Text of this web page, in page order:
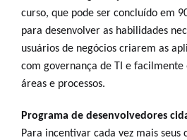
curso, que pode ser concluído em
para desenvolver as habilidades
usuários de negócios criarem as
com governança de TI e facilmente
áreas e processos.
Programa de desenvolvedores
Para incentivar cada vez mais